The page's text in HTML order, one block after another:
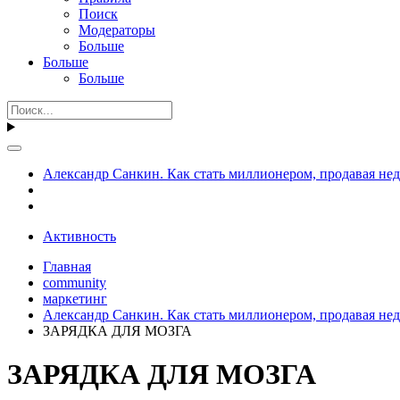
Поиск
Модераторы
Больше
Больше
Больше
Александр Санкин. Как стать миллионером, продавая
Активность
Главная
community
маркетинг
Александр Санкин. Как стать миллионером, продавая
ЗАРЯДКА ДЛЯ МОЗГА
ЗАРЯДКА ДЛЯ МОЗГА